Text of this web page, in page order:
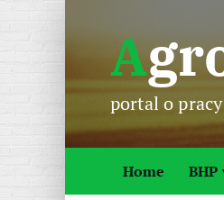
p
o
portal o
Home